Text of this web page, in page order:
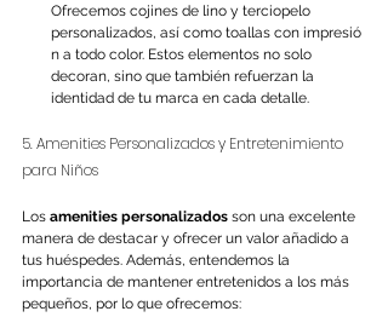
Ofrecemos cojines de lino y terciopelo
personalizados, así como toallas con impresió
n a todo color. Estos elementos no solo
decoran, sino que también refuerzan la
identidad de tu marca en cada detalle.
5. Amenities Personalizados y Entretenimiento
para Niños
Los amenities personalizados son una excelente
manera de destacar y ofrecer un valor añadido a
tus huéspedes. Además, entendemos la
importancia de mantener entretenidos a los más
pequeños, por lo que ofrecemos: